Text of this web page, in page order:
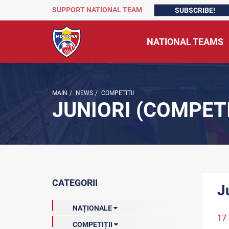
SUPPORT NATIONAL TEAM SUBSCRIBE!
NATIONAL TEAMS
MAIN / NEWS / COMPETIȚII
JUNIORI
CATEGORII
NAȚIONALE
COMPETIȚII
17